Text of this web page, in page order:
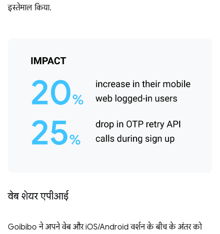
इस्तेमाल किया.
वेब शेयर एपीआई
Goibibo ने अपने वेब और iOS/Android वर्शन के बीच के अंतर को